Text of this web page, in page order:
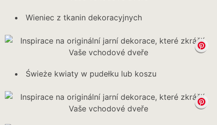
Wieniec z tkanin dekoracyjnych
Świeże kwiaty w pudełku lub koszu